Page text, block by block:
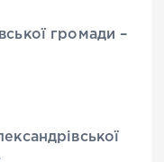
громади –